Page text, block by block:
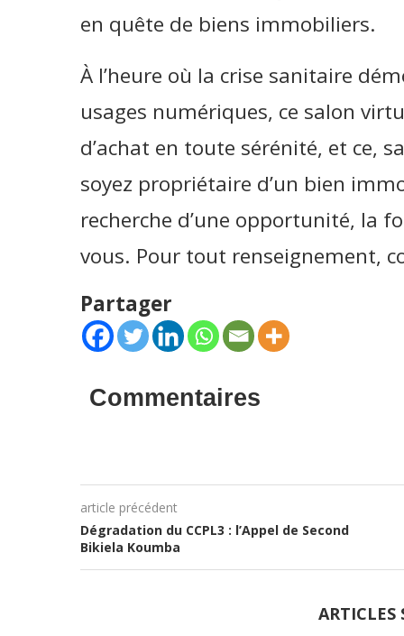
en quête de biens immobiliers.
À l’heure où la crise sanitaire
usages numériques, ce salon
d’achat en toute sérénité, et ce,
soyez propriétaire d’un bien
recherche d’une opportunité, la
vous. Pour tout renseignement,
Partager
Commentaires
article précédent
Dégradation du CCPL3 : l’Appel de Second
Bikiela Koumba
ARTICLES